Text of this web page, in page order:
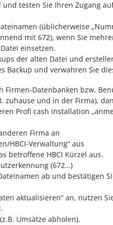
und testen Sie Ihren Zugang
(üblicherweise
mit 672), wenn Sie
einsetzen.
der alten Datei und
Backup und verwahren Sie
Firmen-Datenbanken bzw.
zuhause und in der Firma),
Profi cash Installation
Firma an
HBCI-Verwaltung“ aus
betroffene HBCI Kürzel aus.
(672…)
ab und bestätigen
aktualisieren“ an, nutzen
Umsätze abholen).